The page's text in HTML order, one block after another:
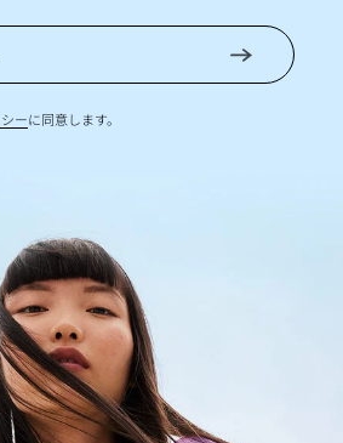
ーに同意します。